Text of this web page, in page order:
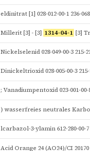
eldinitrat [1] 028-012-00-1 236-
Millerit [3] - [3] 1314-04-1 [3]
Nickelselenid 028-049-00-3 215-
Dinickeltrioxid 028-005-00-3 215-
; Vanadiumpentoxid 023-001-00-
lcarbazol-3-ylamin 612-280-00-7
Acid Orange 24 (AO24)/CI 20170